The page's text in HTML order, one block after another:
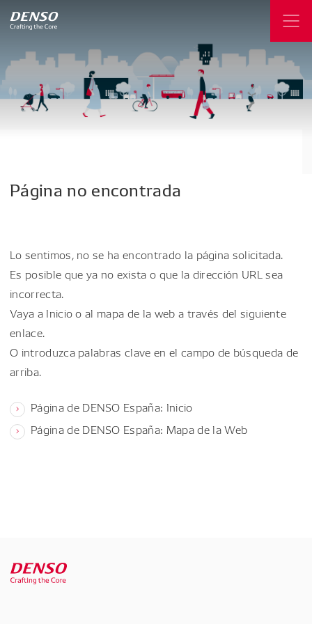
Página no encontrada
Lo sentimos, no se ha encontrado la página solicitada.
Es posible que ya no exista o que la dirección URL sea
incorrecta.
Vaya a Inicio o al mapa de la web a través del siguiente
enlace.
O introduzca palabras clave en el campo de búsqueda de
arriba.
Página de DENSO España: Inicio
Página de DENSO España: Mapa de la Web